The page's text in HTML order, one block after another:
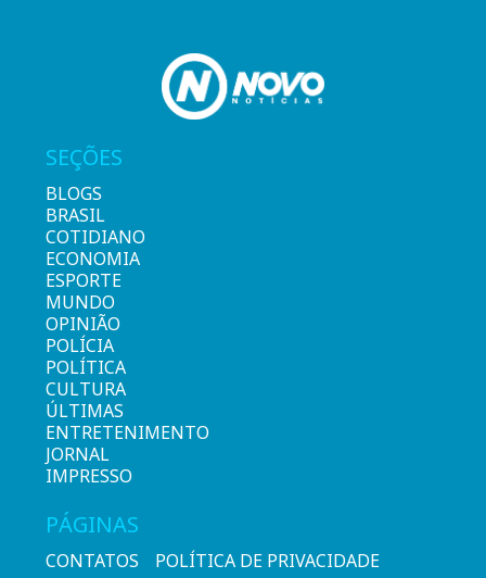
SEÇÕES
BLOGS
BRASIL
COTIDIANO
ECONOMIA
ESPORTE
MUNDO
OPINIÃO
POLÍCIA
POLÍTICA
CULTURA
ÚLTIMAS
ENTRETENIMENTO
JORNAL
IMPRESSO
PÁGINAS
CONTATOS POLÍTICA DE PRIVACIDADE